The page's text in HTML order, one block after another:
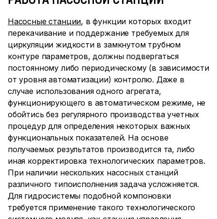
Насосные станции, в функции которых входит
перекачивание и поддержание требуемых для
циркуляции жидкости в замкнутом трубном
контуре параметров, должны подвергаться
постоянному либо периодическому (в зависимости
от уровня автоматизации) контролю. Даже в
случае использования одного агрегата,
функционирующего в автоматическом режиме, не
обойтись без регулярного производства учетных
процедур для определения некоторых важных
функциональных показателей. На основе
получаемых результатов производится та, либо
иная корректировка технологических параметров.
При наличии нескольких насосных станций
различного типоисполнения задача усложняется.
Для гидросистемы подобной компоновки
требуется применение такого технологического